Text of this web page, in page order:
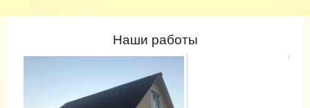
Наши работы